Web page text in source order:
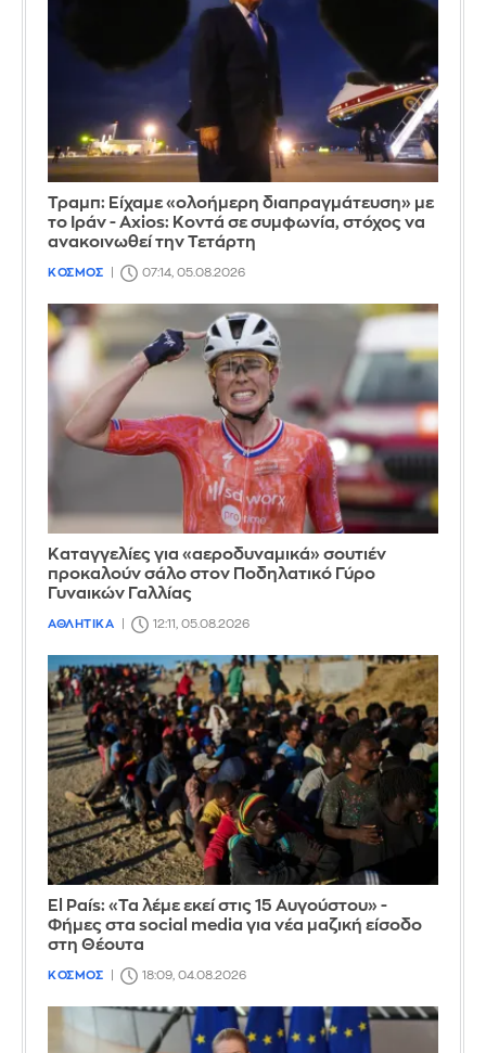
Τραμπ: Είχαμε «ολοήμερη διαπραγμάτευση» με
το Ιράν - Axios: Κοντά σε συμφωνία, στόχος να
ανακοινωθεί την Τετάρτη
ΚΟΣΜΟΣ 07:14, 05.08.2026
Καταγγελίες για «αεροδυναμικά» σουτιέν
προκαλούν σάλο στον Ποδηλατικό Γύρο
Γυναικών Γαλλίας
ΑΘΛΗΤΙΚΑ 12:11, 05.08.2026
El País: «Τα λέμε εκεί στις 15 Αυγούστου» -
Φήμες στα social media για νέα μαζική είσοδο
στη Θέουτα
ΚΟΣΜΟΣ 18:09, 04.08.2026